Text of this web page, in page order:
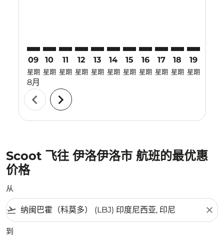
09
星期
8月
10
星期
11
星期
12
星期
13
星期
14
星期
15
星期
16
星期
17
星期
18
星期
19
星期
chevron_left chevron_right
Scoot 飞往 伊洛伊洛市 航班的最优惠
价格
从
flight_takeoff close
到